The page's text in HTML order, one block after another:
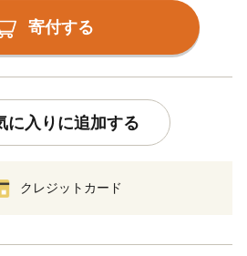
寄付する
に入りに追加する
クレジットカード